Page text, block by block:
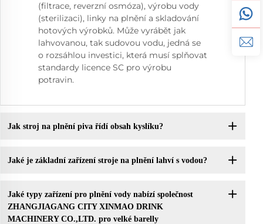
(filtrace, reverzní osmóza), výrobu vody
(sterilizaci), linky na plnění a skladování
hotových výrobků. Může vyrábět jak
lahvovanou, tak sudovou vodu, jedná se
o rozsáhlou investici, která musí splňovat
standardy licence SC pro výrobu
potravin.
Jak stroj na plnění piva řídí obsah kyslíku?
Jaké je základní zařízení stroje na plnění lahví s vodou?
Jaké typy zařízení pro plnění vody nabízí společnost
ZHANGJIAGANG CITY XINMAO DRINK
MACHINERY CO.,LTD. pro velké barelly